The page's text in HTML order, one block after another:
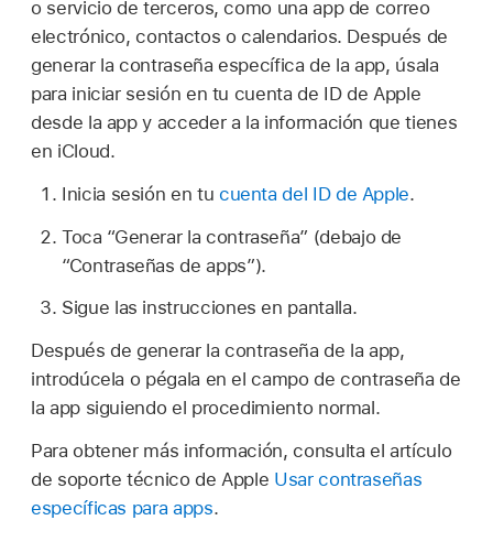
o servicio de terceros, como una app de correo
electrónico, contactos o calendarios. Después de
generar la contraseña específica de la app, úsala
para iniciar sesión en tu cuenta de ID de Apple
desde la app y acceder a la información que tienes
en iCloud.
Inicia sesión en tu cuenta del ID de Apple.
Toca “Generar la contraseña” (debajo de
“Contraseñas de apps”).
Sigue las instrucciones en pantalla.
Después de generar la contraseña de la app,
introdúcela o pégala en el campo de contraseña de
la app siguiendo el procedimiento normal.
Para obtener más información, consulta el artículo
de soporte técnico de Apple Usar contraseñas
específicas para apps.